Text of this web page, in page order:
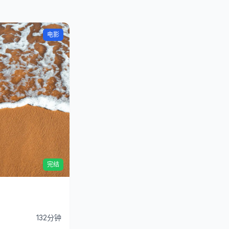
电影
完结
132分钟